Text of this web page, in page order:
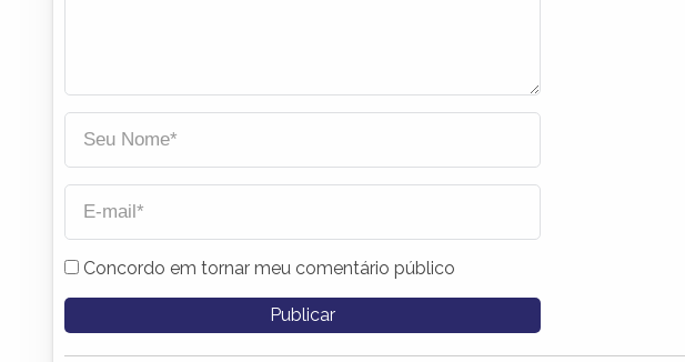
Concordo em tornar meu comentário público